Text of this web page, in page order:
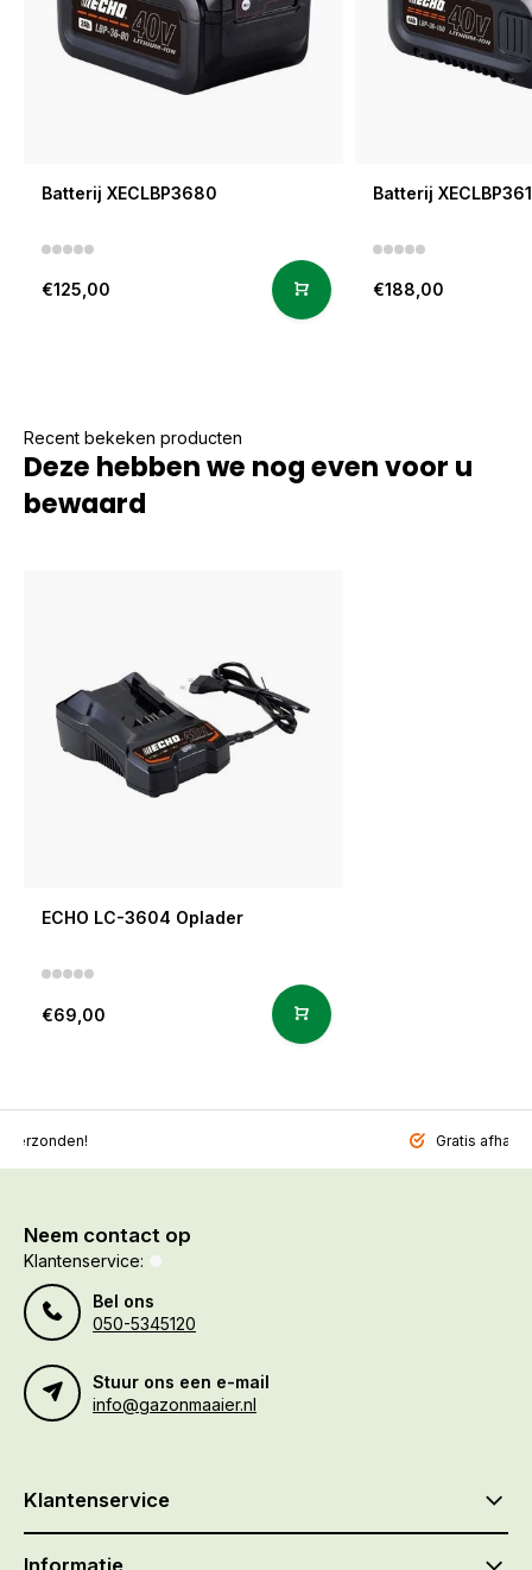
Batterij XECLBP3680
€125,00
Batterij
€188,00
Recent bekeken producten
Deze hebben we nog even voor u
bewaard
ECHO LC-3604 Oplader
€69,00
verzonden! Gratis
Neem contact op
Klantenservice:
Bel ons
050-5345120
Stuur ons een e-mail
info@gazonmaaier.nl
Klantenservice